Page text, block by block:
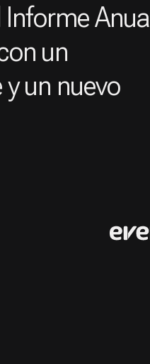
Anual
un
y un nuevo